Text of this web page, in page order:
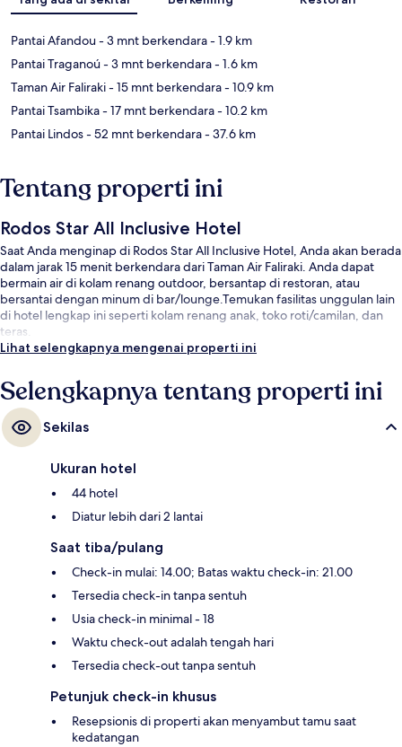
Pantai Afandou- 3 mnt berkendara- 1.9 km
Pantai Traganoú- 3 mnt berkendara- 1.6 km
Taman Air Faliraki- 15 mnt berkendara- 10.9 km
Pantai Tsambika- 17 mnt berkendara- 10.2 km
Pantai Lindos- 52 mnt berkendara- 37.6 km
Tentang properti ini
Rodos Star All Inclusive Hotel
Saat Anda menginap di Rodos Star All Inclusive Hotel, Anda akan berada
dalam jarak 15 menit berkendara dari Taman Air Faliraki. Anda dapat
bermain air di kolam renang outdoor, bersantap di restoran, atau
bersantai dengan minum di bar/lounge.Temukan fasilitas unggulan lain
di hotel lengkap ini seperti kolam renang anak, toko roti/camilan, dan
teras.
Lihat selengkapnya mengenai properti ini
Selengkapnya tentang properti ini
Sekilas
Ukuran hotel
44 hotel
Diatur lebih dari 2 lantai
Saat tiba/pulang
Check-in mulai: 14.00; Batas waktu check-in: 21.00
Tersedia check-in tanpa sentuh
Usia check-in minimal - 18
Waktu check-out adalah tengah hari
Tersedia check-out tanpa sentuh
Petunjuk check-in khusus
Resepsionis di properti akan menyambut tamu saat
kedatangan